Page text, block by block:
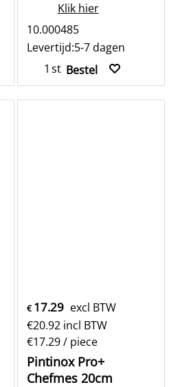
Klik hier
10.000485
Levertijd:5-7 dagen
st Bestel
€ 17.29 excl BTW
€20.92 incl BTW
€17.29/ piece
Pintinox Pro+
Chefmes 20cm